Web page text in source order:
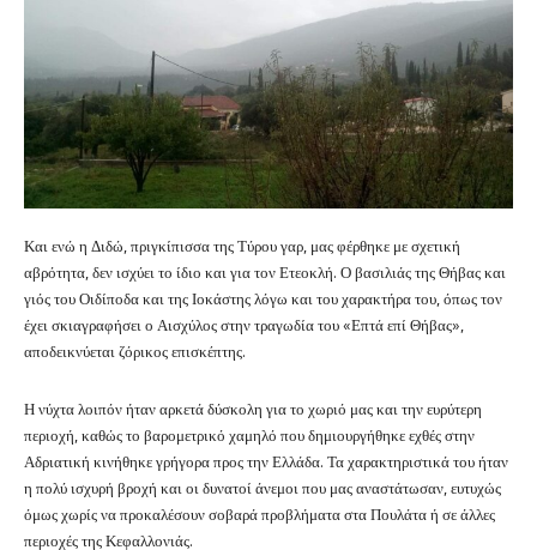
Και ενώ η Διδώ, πριγκίπισσα της Τύρου γαρ, μας φέρθηκε με σχετική
αβρότητα, δεν ισχύει το ίδιο και για τον Ετεοκλή. Ο βασιλιάς της Θήβας και
γιός του Οιδίποδα και της Ιοκάστης λόγω και του χαρακτήρα του, όπως τον
έχει σκιαγραφήσει ο Αισχύλος στην τραγωδία του «Επτά επί Θήβας»,
αποδεικνύεται ζόρικος επισκέπτης.
Η νύχτα λοιπόν ήταν αρκετά δύσκολη για το χωριό μας και την ευρύτερη
περιοχή, καθώς το βαρομετρικό χαμηλό που δημιουργήθηκε εχθές στην
Αδριατική κινήθηκε γρήγορα προς την Ελλάδα. Τα χαρακτηριστικά του ήταν
η πολύ ισχυρή βροχή και οι δυνατοί άνεμοι που μας αναστάτωσαν, ευτυχώς
όμως χωρίς να προκαλέσουν σοβαρά προβλήματα στα Πουλάτα ή σε άλλες
περιοχές της Κεφαλλονιάς.